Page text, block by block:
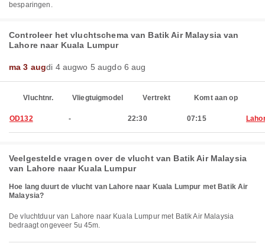
besparingen.
Controleer het vluchtschema van Batik Air Malaysia van
Lahore naar Kuala Lumpur
ma 3 augdi 4 augwo 5 augdo 6 aug
Vluchtnr. Vliegtuigmodel Vertrekt Komt aan op
OD132 - 22:30 07:15
Veelgestelde vragen over de vlucht van Batik Air Malaysia
van Lahore naar Kuala Lumpur
Hoe lang duurt de vlucht van Lahore naar Kuala Lumpur met Batik Air
Malaysia?
De vluchtduur van Lahore naar Kuala Lumpur met Batik Air Malaysia
bedraagt ongeveer 5u 45m.